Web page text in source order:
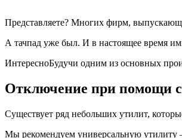
Представляете? Многих фирм,
А тачпад уже был. И в настоящее время
ИнтересноБудучи одним из основных
Отключение при помощи
Существует ряд небольших утилит,
Мы рекомендуем универсальную утилиту